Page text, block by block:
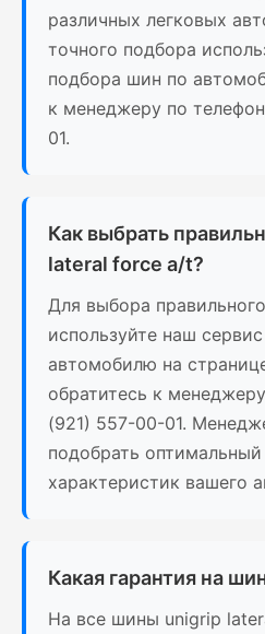
различных легковых
точного подбора
подбора шин по
к менеджеру по
01.
Как выбрать
lateral force a/t?
Для выбора
используйте наш
автомобилю на
обратитесь к
(921) 557-00-01.
подобрать
характеристик вашего
Какая гарантия на
На все шины unigrip